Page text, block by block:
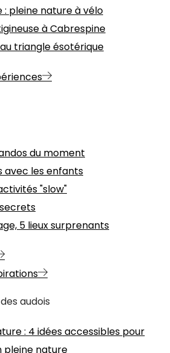
: pleine nature à vélo
à Cabrespine
triangle ésotérique
du moment
avec les enfants
"slow"
5 lieux surprenants
audois
: 4 idées accessibles pour
pleine nature